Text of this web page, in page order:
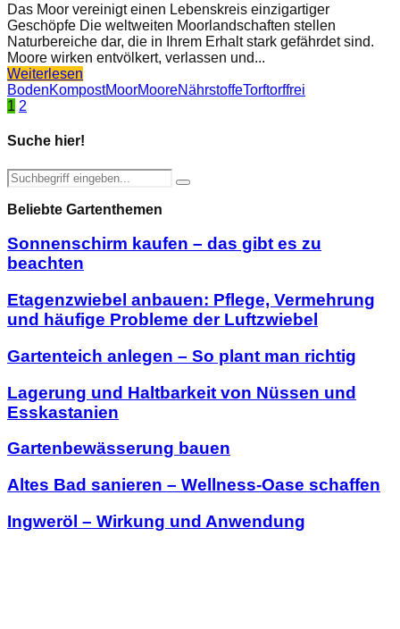
Das Moor vereinigt einen Lebenskreis einzigartiger
Geschöpfe Die weltweiten Moorlandschaften stellen
Naturbereiche dar, die in Ihrem Erhalt stark gefährdet sind.
Moore wirken entvölkert, verlassen und...
Weiterlesen
BodenKompostMoorMooreNährstoffeTorftorffrei
Seitennummerierung
der
1 2
Suche hier!
Search
for:
Search
Beliebte Gartenthemen
Sonnenschirm kaufen – das gibt es zu
beachten
Etagenzwiebel anbauen: Pflege, Vermehrung
und häufige Probleme der Luftzwiebel
Gartenteich anlegen – So plant man richtig
Lagerung und Haltbarkeit von Nüssen und
Esskastanien
Gartenbewässerung bauen
Altes Bad sanieren – Wellness-Oase schaffen
Ingweröl – Wirkung und Anwendung